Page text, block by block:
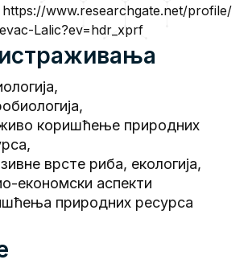
https://www.researchgate.net/profile/
Lalic?ev=hdr_xprf
коришћење природних
врсте риба, екологија,
економски аспекти
природних ресурса